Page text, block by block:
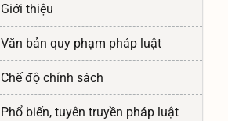
Giới thiệu
Văn bản quy phạm pháp luật
Chế độ chính sách
Phổ biến, tuyên truyền pháp luật